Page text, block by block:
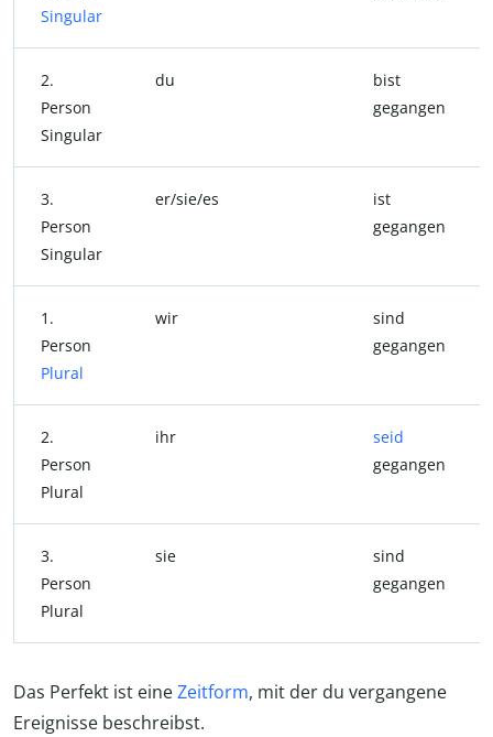
Singular
2.
Person
Singular
du
bist
gegangen
3.
Person
Singular
er/sie/es
ist
gegangen
1.
Person
Plural
wir
sind
gegangen
2.
Person
Plural
ihr
seid
gegangen
3.
Person
Plural
sie
sind
gegangen
Das Perfekt ist eineZeitform, mit der du vergangene
Ereignisse beschreibst.